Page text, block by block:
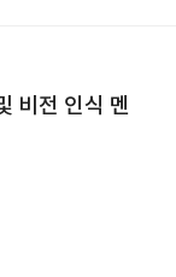
비전 인식 멘